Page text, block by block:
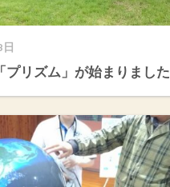
プリズム」が始まりました